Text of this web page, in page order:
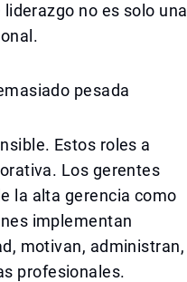
no es solo una
pesada
Estos roles a
Los gerentes
la alta gerencia como
implementan
motivan, administran,
profesionales.